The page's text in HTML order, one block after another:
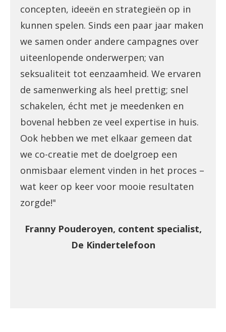
concepten, ideeën en strategieën op in
kunnen spelen. Sinds een paar jaar maken
we samen onder andere campagnes over
uiteenlopende onderwerpen; van
seksualiteit tot eenzaamheid. We ervaren
de samenwerking als heel prettig; snel
schakelen, écht met je meedenken en
bovenal hebben ze veel expertise in huis.
Ook hebben we met elkaar gemeen dat
we co-creatie met de doelgroep een
onmisbaar element vinden in het proces –
wat keer op keer voor mooie resultaten
zorgde!"
Franny Pouderoyen, content specialist,
De Kindertelefoon